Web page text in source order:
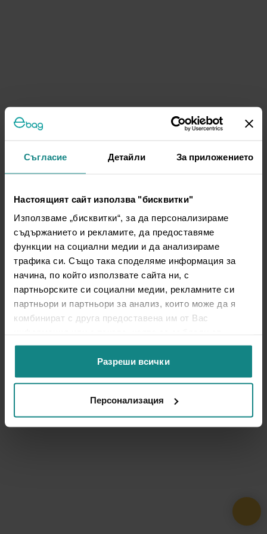
Съгласие Детайли За приложението
Настоящият сайт използва "бисквитки"
Използваме „бисквитки“, за да персонализираме
съдържанието и рекламите, да предоставяме
функции на социални медии и да анализираме
трафика си. Също така споделяме информация за
начина, по който използвате сайта ни, с
партньорските си социални медии, рекламните си
партньори и партньори за анализ, които може да я
комбинират с друга предоставена им от Вас
ползването от Ваша страна на услугите им.
Разреши всички
Персонализация